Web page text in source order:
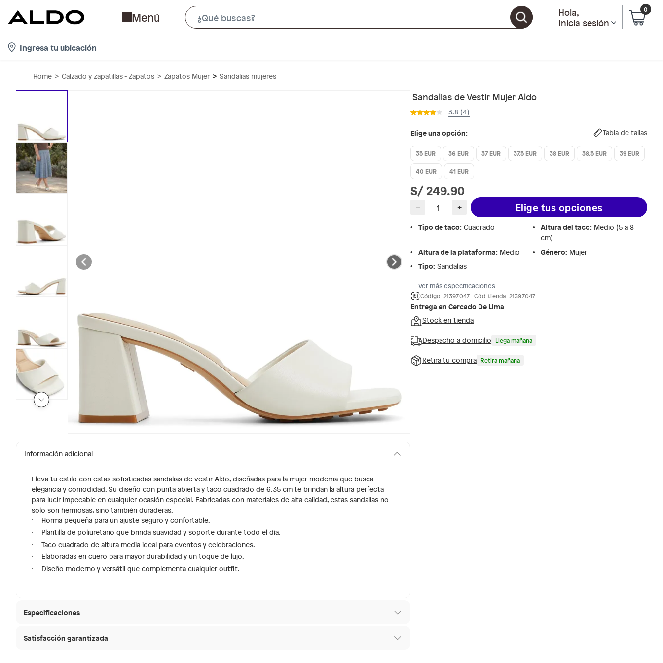
Menú
e
Hola,
Inicia sesión
0
Ingresa tu ubicación
Home Calzado y zapatillas - Zapatos Zapatos Mujer Sandalias mujeres
Información adicional
Eleva tu estilo con estas sofisticadas sandalias de vestir Aldo, diseñadas para la mujer moderna que busca
elegancia y comodidad. Su diseño con punta abierta y taco cuadrado de 6.35 cm te brindan la altura perfecta
para lucir impecable en cualquier ocasión especial. Fabricadas con materiales de alta calidad, estas sandalias no
solo son hermosas, sino también duraderas.
Horma pequeña para un ajuste seguro y confortable.
Plantilla de poliuretano que brinda suavidad y soporte durante todo el día.
Taco cuadrado de altura media ideal para eventos y celebraciones.
Elaboradas en cuero para mayor durabilidad y un toque de lujo.
Diseño moderno y versátil que complementa cualquier outfit.
Especificaciones
Hecho en
Satisfacción garantizada
Sandalias de Vestir Mujer Aldo
3.8 (4)
Elige una opción: Tabla de tallas
35 EUR 36 EUR 37 EUR 37.5 EUR 38 EUR 38.5 EUR
39 EUR
40 EUR
41 EUR
S/ 249.90
− + Elige tus opciones
Tipo de taco: Cuadrado Altura del taco: Medio (5 a 8
cm)
Altura de la plataforma: Medio Género: Mujer
Tipo: Sandalias
Ver más especificaciones
Código: 21397047 Cód. tienda: 21397047
Entrega en Cercado De Lima
Stock en tienda
Despacho a domicilio Llega mañana
Retira tu compra Retira mañana